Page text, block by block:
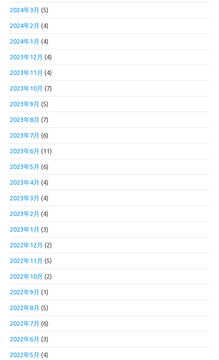
2024年3月 (5)
2024年2月 (4)
2024年1月 (4)
2023年12月 (4)
2023年11月 (4)
2023年10月 (7)
2023年9月 (5)
2023年8月 (7)
2023年7月 (6)
2023年6月 (11)
2023年5月 (6)
2023年4月 (4)
2023年3月 (4)
2023年2月 (4)
2023年1月 (3)
2022年12月 (2)
2022年11月 (5)
2022年10月 (2)
2022年9月 (1)
2022年8月 (5)
2022年7月 (6)
2022年6月 (3)
2022年5月 (4)